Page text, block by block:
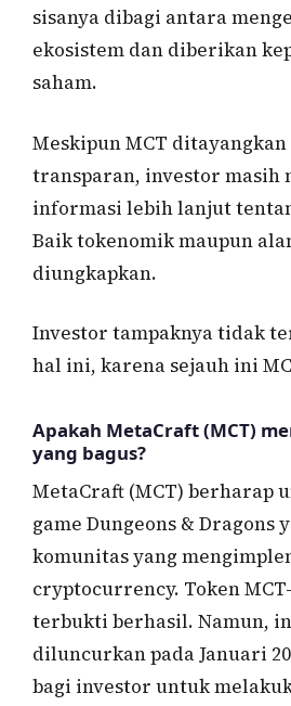
sisanya dibagi antara
ekosistem dan diberikan
saham.
Meskipun MCT
transparan, investor masih
informasi lebih lanjut
Baik tokenomik maupun
diungkapkan.
Investor tampaknya tidak
hal ini, karena sejauh ini
Apakah MetaCraft (MCT)
yang bagus?
MetaCraft (MCT) berharap
game Dungeons & Dragons
komunitas yang
cryptocurrency. Token
terbukti berhasil. Namun,
diluncurkan pada Januari
bagi investor untuk